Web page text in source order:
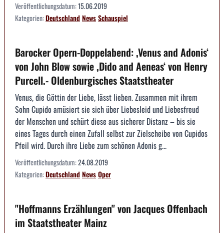
Veröffentlichungsdatum:15.06.2019
Kategorien:DeutschlandNewsSchauspiel
Barocker Opern-Doppelabend: ,Venus and Adonis‘
von John Blow sowie ,Dido and Aeneas‘ von Henry
Purcell.- Oldenburgisches Staatstheater
Venus, die Göttin der Liebe, lässt lieben. Zusammen mit ihrem
Sohn Cupido amüsiert sie sich über Liebesleid und Liebesfreud
der Menschen und schürt diese aus sicherer Distanz – bis sie
eines Tages durch einen Zufall selbst zur Zielscheibe von Cupidos
Pfeil wird. Durch ihre Liebe zum schönen Adonis g...
Veröffentlichungsdatum:24.08.2019
Kategorien:DeutschlandNewsOper
"Hoffmanns Erzählungen" von Jacques Offenbach
im Staatstheater Mainz